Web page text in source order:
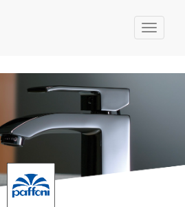
Toggle